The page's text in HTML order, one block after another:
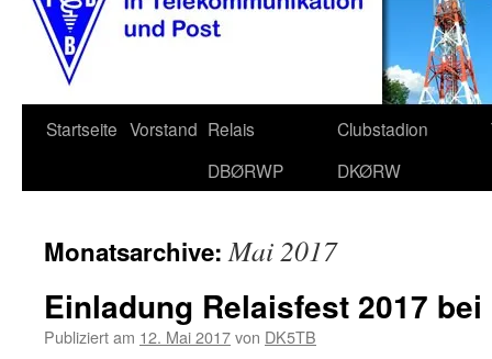
Zum
Startseite Vorstand Relais
DBØRWP
Clubstadion
DKØRW
Monatsarchive:Mai 2017
Einladung Relaisfest 2017
Publiziert am 12. Mai 2017von DK5TB